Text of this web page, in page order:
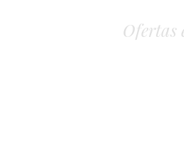
Ofertas